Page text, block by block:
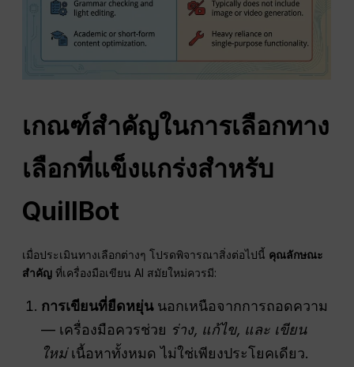
เกณฑ์สำคัญในการเลือกทาง
เลือกที่แข็งแกร่งสำหรับ
QuillBot
เมื่อประเมินทางเลือกต่างๆ โปรดพิจารณาสิ่งต่อไปนี้ คุณลักษณะ
สำคัญ ที่เครื่องมือเขียน AI สมัยใหม่ควรมี:
การเขียนที่ยืดหยุ่นนอกเหนือจากการถอดความ
— เครื่องมือควรช่วย ร่าง, แก้ไข, และ เขียน
ใหม่เนื้อหาทั้งหมด ไม่ใช่เพียงประโยคเดียว.